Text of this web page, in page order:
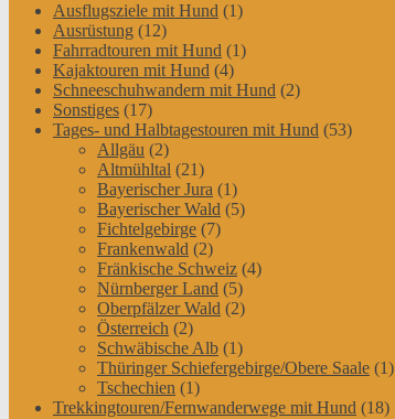
Ausflugsziele mit Hund (1)
Ausrüstung (12)
Fahrradtouren mit Hund (1)
Kajaktouren mit Hund (4)
Schneeschuhwandern mit Hund (2)
Sonstiges (17)
Tages- und Halbtagestouren mit Hund (53)
Allgäu (2)
Altmühltal (21)
Bayerischer Jura (1)
Bayerischer Wald (5)
Fichtelgebirge (7)
Frankenwald (2)
Fränkische Schweiz (4)
Nürnberger Land (5)
Oberpfälzer Wald (2)
Österreich (2)
Schwäbische Alb (1)
Thüringer Schiefergebirge/Obere Saale (1)
Tschechien (1)
Trekkingtouren/Fernwanderwege mit Hund (18)